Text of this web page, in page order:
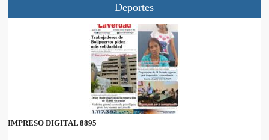
Deportes
IMPRESO DIGITAL 8895